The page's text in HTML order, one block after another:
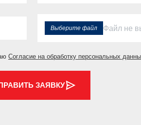
Выберите файл Файл не
Согласие на обработку персональных
ЗАЯВКУ